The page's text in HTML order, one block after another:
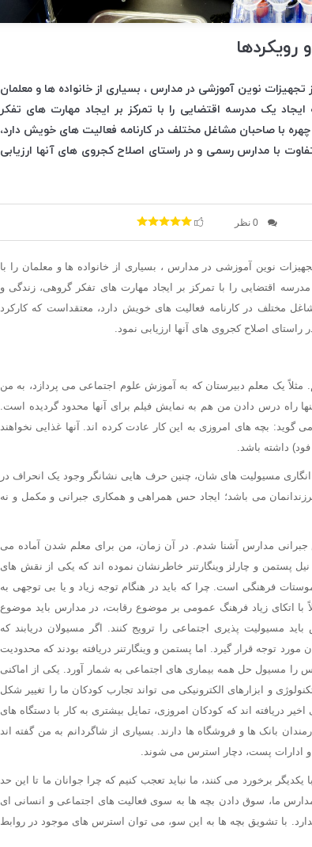
رویکردها
تجهیزات نوین آموزشی در مدارس ، بسیاری از خانواده ها و معلمان
یک مدرسه اقتضایی را با تمرکز بر ایجاد مهارت های تفکر
با صاحبان مشاغل مختلف در کارنامه فعالیت های خویش دارد،
با مدارس رسمی و در راستای اصلاح کجروی های آنها ارزیابی
0 نظر
نوین آموزشی در مدارس ، بسیاری از خانواده ها و معلمان را با
اقتضایی را با تمرکز بر ایجاد مهارت های تفکر گروهی، زندگی و
مختلف در کارنامه فعالیت های خویش دارد، معتقداست که کارکرد
اصلاح کجروی های آنها ارزیابی نمود.
یک معلم دبیرستان که به آموزش علوم اجتماعی می پردازد، به من
راه درس دادن من هم به نمایش فیلم برای آنها محدود گردیده است.
بچه های امروزی به این کار عادت کرده اند. آنها غذایی نخواهند
داشته باشد.
مسیولیت های شان، چنین حرف هایی نشانگر وجود یک انحراف در
می باشد؛ ایجاد حس همراهی و همکاری جبرانی و مکمل و نه
جبرانی مدارس آشنا شدم. در آن زمان، من برای معلم شدن آماده می
پستمن و چارلز وینگارتنر خاطرنشان نموده اند که یکی از نقش های
فرهنگی است. چرا که باید در هنگام توجه زیاد و یا بی توجهی به
با اتکای زیاد فرهنگ عمومی بر موضوع رقابت، در مدارس باید موضوع
مسیولیت پذیری اجتماعی را ترویج کنند. اگر مسیولان دریابند که
توجه قرار گیرد. اما پستمن و وینگارتنر دریافته بودند که محدودیت
را مسیول حل همه بیماری های اجتماعی به شمار آورد. یکی از اماکنی
و ابزارهای الکترونیکی می تواند تجارب کودکان ما را تغییر شکل
دریافته اند که کودکان امروزی، تمایل بیشتری به کار با دستگاه های
بانک ها و فروشگاه ها دارند. بسیاری از شاگردانم به من گفته اند
و ادارات پست، دچار استرس می شوند.
برخورد می کنند، ما نباید تعجب کنیم که چرا جوانان ما تا این حد
ما، سوق دادن بچه ها به سوی فعالیت های اجتماعی و انسانی ای
با تشویق بچه ها به این سو، می توان استرس های موجود در روابط